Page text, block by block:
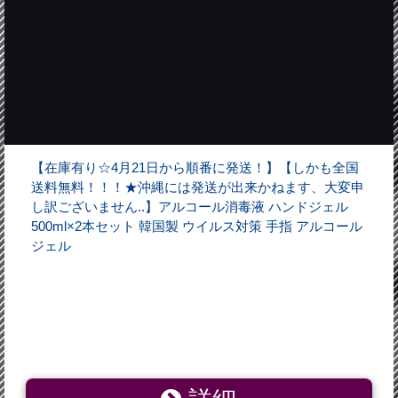
【在庫有り☆4月21日から順番に発送！】【しかも全国
送料無料！！！★沖縄には発送が出来かねます、大変申
し訳ございません..】アルコール消毒液 ハンドジェル
500ml×2本セット 韓国製 ウイルス対策 手指 アルコール
ジェル